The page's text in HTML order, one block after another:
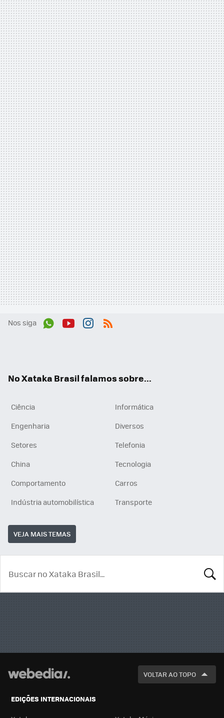
Nos siga
No Xataka Brasil falamos sobre...
Ciência
Informática
Engenharia
Diversos
Setores
Telefonia
China
Tecnologia
Comportamento
Carros
Indústria automobilística
Transporte
VEJA MAIS TEMAS
VOLTAR AO TOPO
EDIÇÕES INTERNACIONAIS